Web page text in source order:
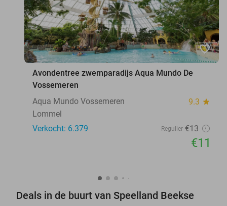
favorite_border
Avondentree zwemparadijs Aqua Mundo De
Vossemeren
Aqua Mundo Vossemeren
9.3 star
Lommel
Verkocht: 6.379
Regulier €13
€11
Deals in de buurt van Speelland Beekse